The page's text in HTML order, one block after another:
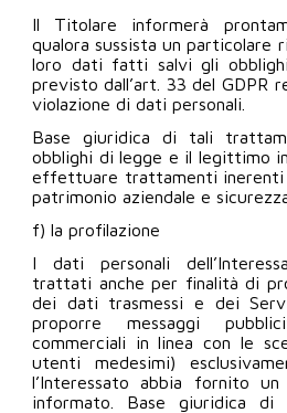
Il Titolare informerà
qualora sussista un particolare
loro dati fatti salvi gli
previsto dall’art. 33 del GDPR
violazione di dati personali.
Base giuridica di tali
obblighi di legge e il legittimo
effettuare trattamenti inerenti
patrimonio aziendale e
f) la profilazione
I dati personali
trattati anche per finalità di
dei dati trasmessi e dei
proporre messaggi
commerciali in linea con le
utenti medesimi)
l’Interessato abbia fornito
informato. Base giuridica